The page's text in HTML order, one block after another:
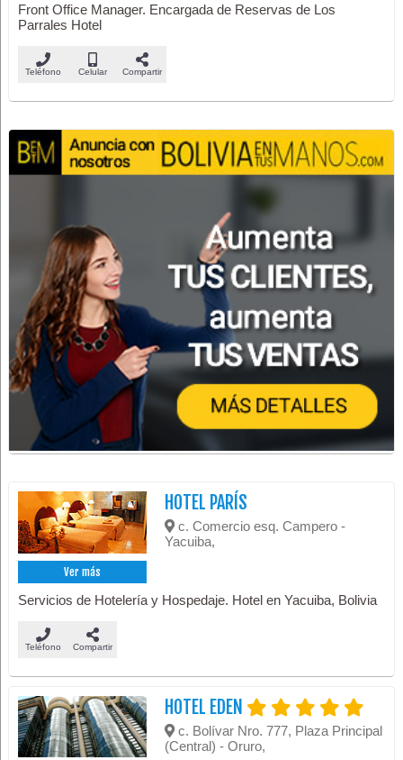
Front Office Manager. Encargada de Reservas de Los
Parrales Hotel
Teléfono Celular Compartir
Ver más
HOTEL PARÍS
c. Comercio esq. Campero -
Yacuiba,
Servicios de Hotelería y Hospedaje. Hotel en Yacuiba, Bolivia
Teléfono Compartir
HOTEL EDEN
c. Bolívar Nro. 777, Plaza Principal
(Central) - Oruro,